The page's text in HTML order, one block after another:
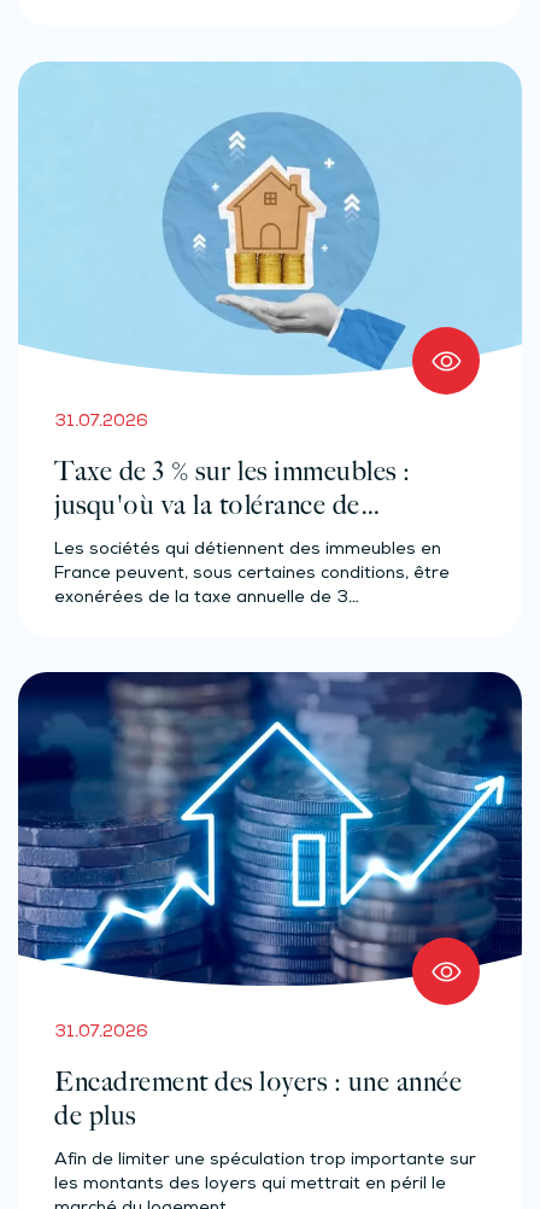
31.07.2026
Taxe de 3 % sur les immeubles :
jusqu'où va la tolérance de
l'administration ?
Les sociétés qui détiennent des immeubles en
France peuvent, sous certaines conditions, être
exonérées de la taxe annuelle de 3…
31.07.2026
Encadrement des loyers : une année
de plus
Afin de limiter une spéculation trop importante sur
les montants des loyers qui mettrait en péril le